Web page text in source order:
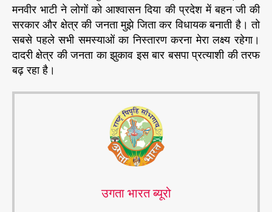
मनवीर भाटी ने लोगों को आश्वासन दिया की प्रदेश में बहन जी की
सरकार और क्षेत्र की जनता मुझे जिता कर विधायक बनाती है। तो
सबसे पहले सभी समस्याओं का निस्तारण करना मेरा लक्ष्य रहेगा।
दादरी क्षेत्र की जनता का झुकाव इस बार बसपा प्रत्याशी की तरफ
बढ़ रहा है।
उगता भारत ब्यूरो